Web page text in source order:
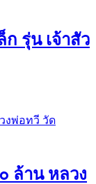
รุ่น เจ้าสัว
ล้าน หลวง